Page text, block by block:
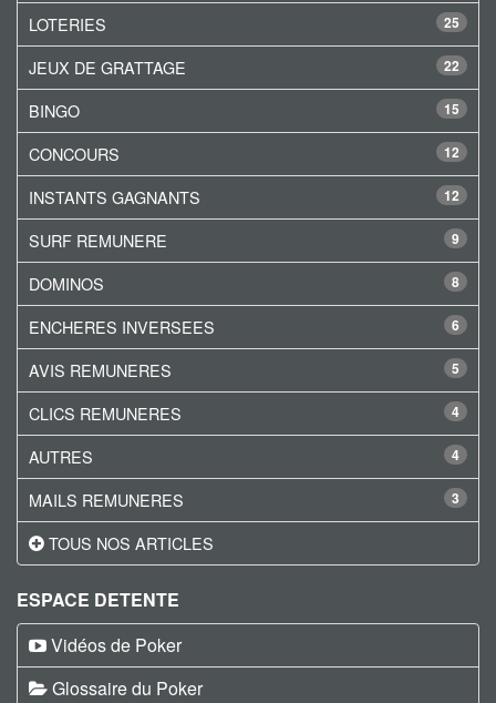
25
LOTERIES
22
JEUX DE GRATTAGE
15
BINGO
12
CONCOURS
12
INSTANTS GAGNANTS
9
SURF REMUNERE
8
DOMINOS
6
ENCHERES INVERSEES
5
AVIS REMUNERES
4
CLICS REMUNERES
4
AUTRES
3
MAILS REMUNERES
TOUS NOS ARTICLES
ESPACE DETENTE
Vidéos de Poker
Glossaire du Poker